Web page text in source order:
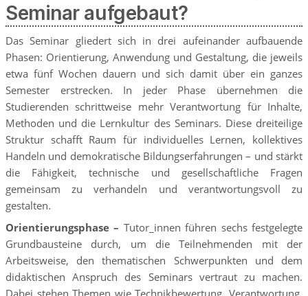
Seminar aufgebaut?
Das Seminar gliedert sich in drei aufeinander aufbauende
Phasen: Orientierung, Anwendung und Gestaltung, die jeweils
etwa fünf Wochen dauern und sich damit über ein ganzes
Semester erstrecken. In jeder Phase übernehmen die
Studierenden schrittweise mehr Verantwortung für Inhalte,
Methoden und die Lernkultur des Seminars. Diese dreiteilige
Struktur schafft Raum für individuelles Lernen, kollektives
Handeln und demokratische Bildungserfahrungen – und stärkt
die Fähigkeit, technische und gesellschaftliche Fragen
gemeinsam zu verhandeln und verantwortungsvoll zu
gestalten.
Orientierungsphase – Tutor_innen führen sechs festgelegte
Grundbausteine durch, um die Teilnehmenden mit der
Arbeitsweise, den thematischen Schwerpunkten und dem
didaktischen Anspruch des Seminars vertraut zu machen.
Dabei stehen Themen wie Technikbewertung, Verantwortung,